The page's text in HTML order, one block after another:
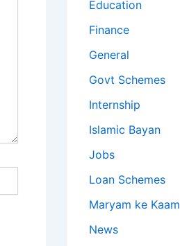
Education
Finance
General
Govt Schemes
Internship
Islamic Bayan
Jobs
Loan Schemes
Maryam ke Kaam
News